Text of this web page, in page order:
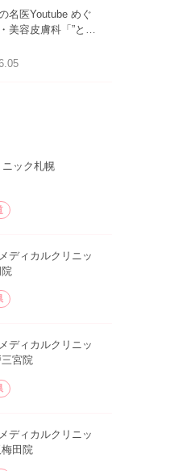
名医Youtube めぐ
美容皮膚科「”とお
悩みに本気で答え
ニック札幌
ディカルクリニッ
ディカルクリニッ
宮院
ディカルクリニッ
田院